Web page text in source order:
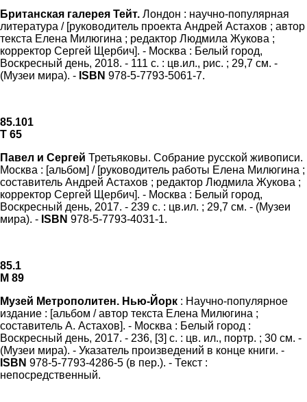
Британская галерея Тейт. Лондон : научно-популярная
литература / [руководитель проекта Андрей Астахов ; автор
текста Елена Милюгина ; редактор Людмила Жукова ;
корректор Сергей Щербич]. - Москва : Белый город,
Воскресный день, 2018. - 111 с. : цв.ил., рис. ; 29,7 см. -
(Музеи мира). - ISBN 978-5-7793-5061-7.
85.101
Т 65
Павел и Сергей Третьяковы. Собрание русской живописи.
Москва : [альбом] / [руководитель работы Елена Милюгина ;
составитель Андрей Астахов ; редактор Людмила Жукова ;
корректор Сергей Щербич]. - Москва : Белый город,
Воскресный день, 2017. - 239 с. : цв.ил. ; 29,7 см. - (Музеи
мира). - ISBN 978-5-7793-4031-1.
85.1
М 89
Музей Метрополитен. Нью-Йорк : Научно-популярное
издание : [альбом / автор текста Елена Милюгина ;
составитель А. Астахов]. - Москва : Белый город :
Воскресный день, 2017. - 236, [3] с. : цв. ил., портр. ; 30 см. -
(Музеи мира). - Указатель произведений в конце книги. -
ISBN 978-5-7793-4286-5 (в пер.). - Текст :
непосредственный.